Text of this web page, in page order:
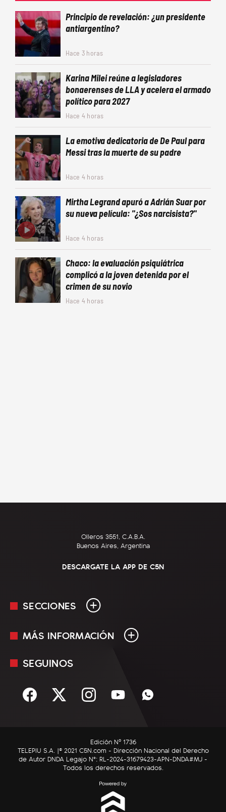
Principio de revelación: ¿un presidente
antiargentino?
Hace 3 horas
Karina Milei reúne a legisladores
bonaerenses de LLA y acelera el armado
político para 2027
Hace 4 horas
La emotiva dedicatoria de De Paul para
Messi tras la muerte de su padre
Hace 4 horas
Mirtha Legrand apuró a Adrián Suar por
su nueva película: "¿Sos narcisista?"
Hace 4 horas
Chaco: la evaluación psiquiátrica
complicó a la joven detenida por el
crimen de su novio
Hace 4 horas
Olleros 3551, C.A.B.A.
Buenos Aires, Argentina
DESCARGATE LA APP DE C5N
SECCIONES
En Vivo
Sociedad
C5N Autos
RatingCero
MÁS INFORMACIÓN
Mediakit
Términos y condiciones
SEGUINOS
Edición Nº 1736
TELEPIU S.A. |© 2021 C5N.com - Dirección Nacional del Derecho
de Autor DNDA Legajo N°: RL-2024-31679423-APN-DNDA#MJ -
Todos los derechos reservados.